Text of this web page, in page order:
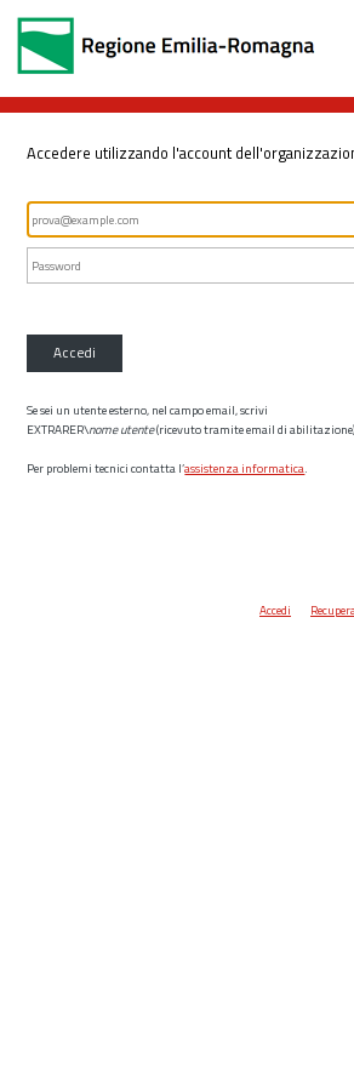
Accedere utilizzando l'account
Accedi
Se sei un utente esterno, nel campo email, scrivi
EXTRARER\nome utente(ricevuto tramite email di abilitazione)
Per problemi tecnici contatta l’assistenza informatica.
Accedi